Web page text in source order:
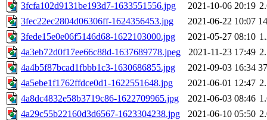
3fcfa102d9131be193d7-1633551556.jpg
2021-10-06 20:19
3fec22ec2804d06306ff-1624356453.jpg
2021-06-22 10:07
3fede15e0e06f5146d68-1622103000.jpg
2021-05-27 08:10
4a3eb72d0f17ee66c88d-1637689778.jpeg
2021-11-23 17:49
4a4b5f87bcad1fbbb1c3-1630686855.jpg
2021-09-03 16:34
4a5ebe1f1762ffdce0d1-1622551648.jpg
2021-06-01 12:47
4a8dc4832e58b3719c86-1622709965.jpg
2021-06-03 08:46
4a29c55b22160d3d6567-1623304238.jpg
2021-06-10 05:50